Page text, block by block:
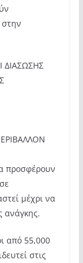
στην
ΔΙΑΣΩΣΗΣ
προσφέρουν
μέχρι να
ανάγκης.
από 55,000
στις